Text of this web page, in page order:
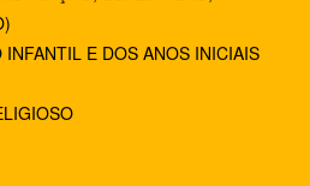
INFANTIL E DOS ANOS INICIAIS